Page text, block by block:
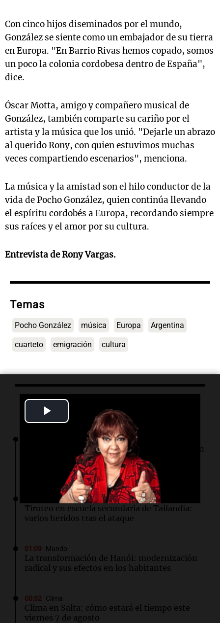
Video
Con cinco hijos diseminados por el mundo,
González se siente como un embajador de su tierra
en Europa. "En Barrio Rivas hemos copado, somos
un poco la colonia cordobesa dentro de España",
dice.
Óscar Motta, amigo y compañero musical de
González, también comparte su cariño por el
artista y la música que los unió. "Dejarle un abrazo
al querido Rony, con quien estuvimos muchas
veces compartiendo escenarios", menciona.
La música y la amistad son el hilo conductor de la
vida de Pocho González, quien continúa llevando
el espíritu cordobés a Europa, recordando siempre
sus raíces y el amor por su cultura.
Entrevista de Rony Vargas.
Temas
Pocho González música Europa Argentina
cuarteto emigración cultura
Lo último
La fertilización podría depender del trabajo en
equipo de los espermatozoides, según un
Mundo
Tiroteo en escuela secundaria de Tailandia:
varios heridos tras el ataque
01:09 Mundo
La transformación de Hanói: modernización
radical y sus efectos en los habitantes
00:32 Clima
Clima en Salta: cómo estará el tiempo este
viernes 7 de agosto